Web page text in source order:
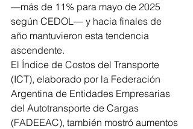
—más de 11% para mayo de 2025
según CEDOL— y hacia finales de
año mantuvieron esta tendencia
ascendente.
El Índice de Costos del Transporte
(ICT), elaborado por la Federación
Argentina de Entidades Empresarias
del Autotransporte de Cargas
(FADEEAC), también mostró aumentos